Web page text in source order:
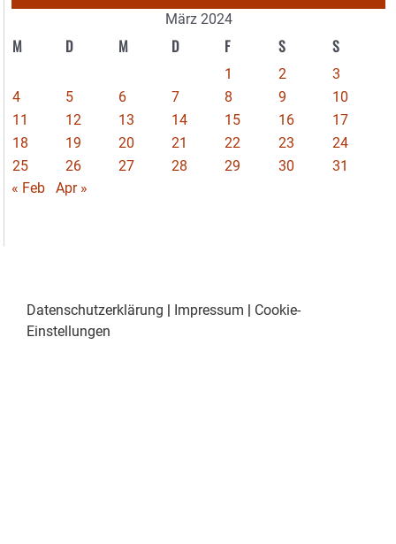
März 2024
M D M D F S S
1 2
3
4
5 6 7 8 9
10
11
12 13 14 15 16
17
18
19 20 21 22 23
24
25
26 27 28 29 30
31
« Feb
Apr »
Datenschutzerklärung | Impressum | Cookie-
Einstellungen